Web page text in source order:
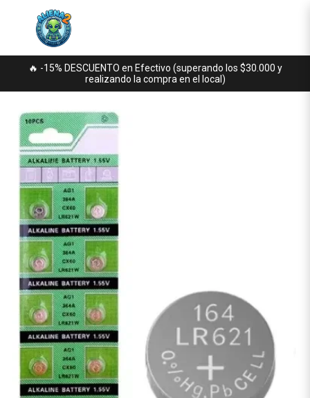
🔥 -15% DESCUENTO en Efectivo (superando los $30.000 y
realizando la compra en el local)